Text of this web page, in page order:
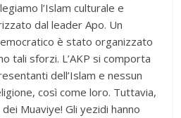
l’Islam culturale e
dal leader Apo. Un
è stato organizzato
tali sforzi. L’AKP si comporta
dell’Islam e nessun
così come loro. Tuttavia,
dei Muaviye! Gli yezidi hanno